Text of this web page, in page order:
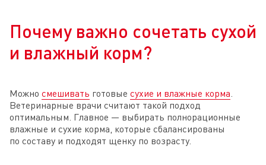
Почему важно сочетать сухой
и влажный корм?
Можно смешивать готовые сухие и влажные корма.
Ветеринарные врачи считают такой подход
оптимальным. Главное — выбирать полнорационные
влажные и сухие корма, которые сбалансированы
по составу и подходят щенку по возрасту.